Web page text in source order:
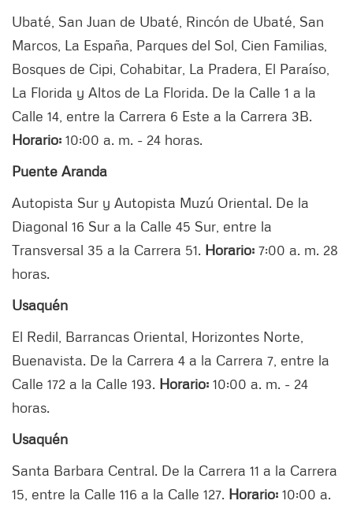
Ubaté, San Juan de Ubaté, Rincón de Ubaté, San
Marcos, La España, Parques del Sol, Cien Familias,
Bosques de Cipi, Cohabitar, La Pradera, El Paraíso,
La Florida y Altos de La Florida. De la Calle 1 a la
Calle 14, entre la Carrera 6 Este a la Carrera 3B.
Horario: 10:00 a. m. - 24 horas.
Puente Aranda
Autopista Sur y Autopista Muzú Oriental. De la
Diagonal 16 Sur a la Calle 45 Sur, entre la
Transversal 35 a la Carrera 51. Horario: 7:00 a. m. 28
horas.
Usaquén
El Redil, Barrancas Oriental, Horizontes Norte,
Buenavista. De la Carrera 4 a la Carrera 7, entre la
Calle 172 a la Calle 193. Horario: 10:00 a. m. - 24
horas.
Usaquén
Santa Barbara Central. De la Carrera 11 a la Carrera
15, entre la Calle 116 a la Calle 127. Horario: 10:00 a.